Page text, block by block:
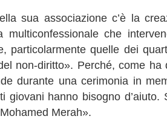
sua associazione c’è la
multiconfessionale che
particolarmente quelle dei
non-diritto». Perché, come ha
durante una cerimonia in
giovani hanno bisogno d’aiuto.
Merah».